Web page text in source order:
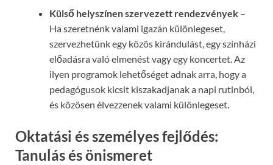
Külső helyszínen szervezett rendezvények –
Ha szeretnénk valami igazán különlegeset,
szervezhetünk egy közös kirándulást, egy színházi
előadásra való elmenést vagy egy koncertet. Az
ilyen programok lehetőséget adnak arra, hogy a
pedagógusok kicsit kiszakadjanak a napi rutinból,
és közösen élvezzenek valami különlegeset.
Oktatási és személyes fejlődés:
Tanulás és önismeret